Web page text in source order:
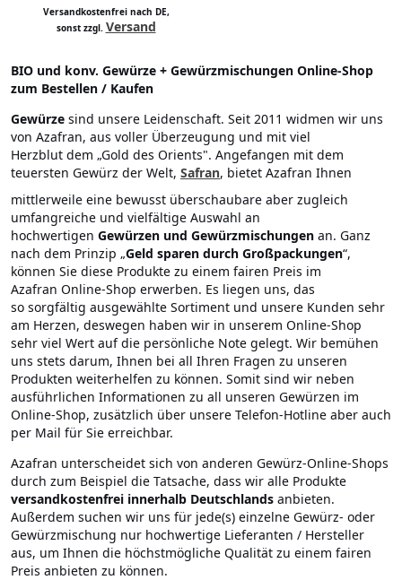
Versandkostenfrei nach DE,
sonst zzgl. Versand
BIO und konv. Gewürze + Gewürzmischungen Online-Shop
zum Bestellen / Kaufen
Gewürze sind unsere Leidenschaft. Seit 2011 widmen wir uns
von Azafran, aus voller Überzeugung und mit viel
Herzblut dem „Gold des Orients". Angefangen mit dem
teuersten Gewürz der Welt, Safran, bietet Azafran Ihnen
mittlerweile eine bewusst überschaubare aber zugleich
umfangreiche und vielfältige Auswahl an
hochwertigen Gewürzen und Gewürzmischungen an. Ganz
nach dem Prinzip „Geld sparen durch Großpackungen“,
können Sie diese Produkte zu einem fairen Preis im
Azafran Online-Shop erwerben. Es liegen uns, das
so sorgfältig ausgewählte Sortiment und unsere Kunden sehr
am Herzen, deswegen haben wir in unserem Online-Shop
sehr viel Wert auf die persönliche Note gelegt. Wir bemühen
uns stets darum, Ihnen bei all Ihren Fragen zu unseren
Produkten weiterhelfen zu können. Somit sind wir neben
ausführlichen Informationen zu all unseren Gewürzen im
Online-Shop, zusätzlich über unsere Telefon-Hotline aber auch
per Mail für Sie erreichbar.
Azafran unterscheidet sich von anderen Gewürz-Online-Shops
durch zum Beispiel die Tatsache, dass wir alle Produkte
versandkostenfrei innerhalb Deutschlands anbieten.
Außerdem suchen wir uns für jede(s) einzelne Gewürz- oder
Gewürzmischung nur hochwertige Lieferanten / Hersteller
aus, um Ihnen die höchstmögliche Qualität zu einem fairen
Preis anbieten zu können.